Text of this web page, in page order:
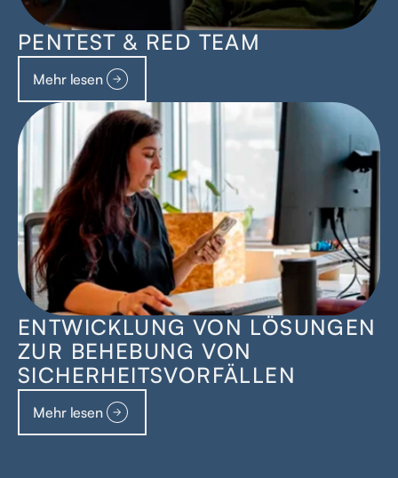
PENTEST & RED TEAM
Mehr lesen
ENTWICKLUNG VON LÖSUNGEN
ZUR BEHEBUNG VON
SICHERHEITSVORFÄLLEN
Mehr lesen